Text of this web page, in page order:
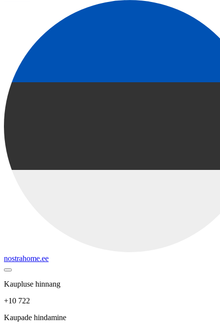
nostrahome.ee
Kaupluse hinnang
+10 722
Kaupade hindamine